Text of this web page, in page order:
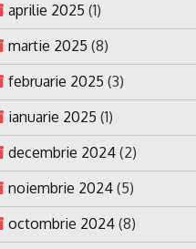
aprilie 2025 (1)
martie 2025 (8)
februarie 2025 (3)
ianuarie 2025 (1)
decembrie 2024 (2)
noiembrie 2024 (5)
octombrie 2024 (8)